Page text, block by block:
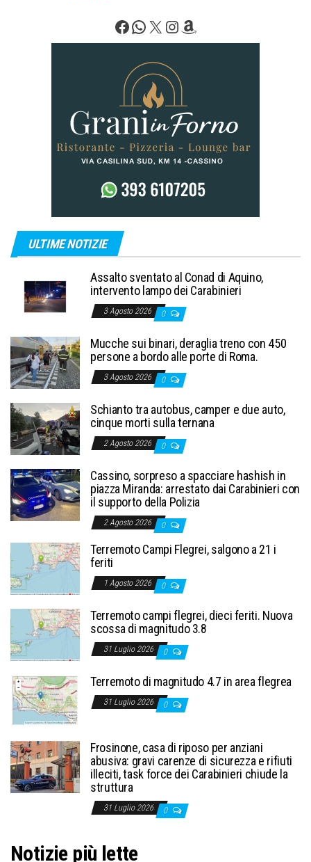
Facebook
WhatsApp
X Instagram
Amazon
ULTIME NOTIZIE
Assalto sventato al Conad di Aquino,
intervento lampo dei Carabinieri
3 Agosto 2026 0
Mucche sui binari, deraglia treno con 450
persone a bordo alle porte di Roma.
3 Agosto 2026 0
Schianto tra autobus, camper e due auto,
cinque morti sulla ternana
2 Agosto 2026 0
Cassino, sorpreso a spacciare hashish in
piazza Miranda: arrestato dai Carabinieri con
il supporto della Polizia
2 Agosto 2026 0
Terremoto Campi Flegrei, salgono a 21 i
feriti
1 Agosto 2026 0
Terremoto campi flegrei, dieci feriti. Nuova
scossa di magnitudo 3.8
31 Luglio 2026 0
Terremoto di magnitudo 4.7 in area flegrea
31 Luglio 2026 0
Frosinone, casa di riposo per anziani
abusiva: gravi carenze di sicurezza e rifiuti
illeciti, task force dei Carabinieri chiude la
struttura
31 Luglio 2026 0
Notizie più lette